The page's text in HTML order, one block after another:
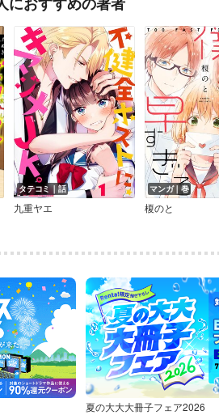
タテコミ｜話
九重ヤエ
マンガ｜巻
榎のと
夏の大大大冊子フェア2026